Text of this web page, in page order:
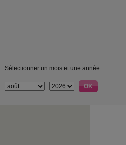
Sélectionner un mois et une année :